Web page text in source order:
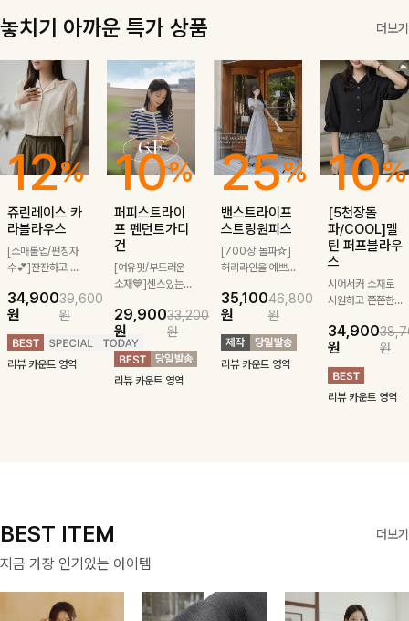
놓치기 아까운 특가 상품 더보기
12%
쥬린레이스 카
라블라우스
[소매롤업/펀칭자
수💕]잔잔하고 고
테일이 사랑스러운
블라우스-페미닌
하면서 여리한 무
드로 즐겨지는
ITEM
34,900
원
39,600
원
리뷰 카운트 영역
10%
퍼피스트라이
프 펜던트가디
건
[여유핏/부드러운
소재💙]센스있는
귀여운 퍼피 펜던
트로 포인트를 선
사하는 니트 가디
건을 소개할게요 :)
29,900
원
33,200
원
리뷰 카운트 영역
25%
밴스트라이프
스트링원피스
[700장 돌파☆]
허리라인을 예쁘게
깔끔한 스트라이프
패턴에 링클프리!
💙플레어지는 롱한
기장감까지 완벽한
데일리 원피스:B
35,100
원
46,800
원
리뷰 카운트 영역
10%
[5천장돌
파/COOL]멜
틴 퍼프블라우
스
시어서커 소재로
시원하고 쫀쫀한
편안하게 입혀질
블라우스- 단정한
카라와 풍성한 퍼
프 소매로 여성스
러움을 더했어요 :)
34,900
원
원
리뷰 카운트 영역
BEST ITEM 더보기
지금 가장 인기있는 아이템